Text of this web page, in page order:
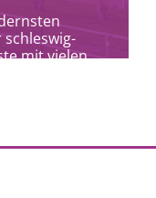
mit vielen